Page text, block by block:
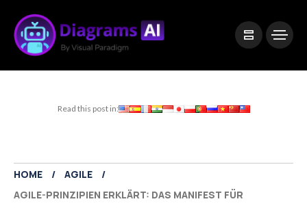
Read this post in:
HOME
AGILE
AGILE-PRINZIPIEN ERKLÄRT: DAS MANIFEST FÜR